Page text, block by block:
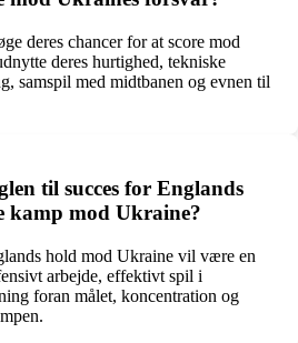
deres chancer for at score mod
deres hurtighed, tekniske
samspil med midtbanen og evnen til
til succes for Englands
kamp mod Ukraine?
hold mod Ukraine vil være en
arbejde, effektivt spil i
foran målet, koncentration og